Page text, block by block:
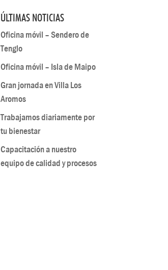
ÚLTIMAS NOTICIAS
Oficina móvil – Sendero de
Tenglo
Oficina móvil – Isla de Maipo
Gran jornada en Villa Los
Aromos
Trabajamos diariamente por
tu bienestar
Capacitación a nuestro
equipo de calidad y procesos